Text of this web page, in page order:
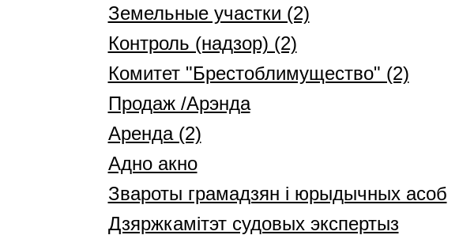
Земельные участки (2)
Контроль (надзор) (2)
Комитет "Брестоблимущество" (2)
Продаж /Арэнда
Аренда (2)
Адно акно
Звароты грамадзян і юрыдычных асоб
Дзяржкамітэт судовых экспертыз